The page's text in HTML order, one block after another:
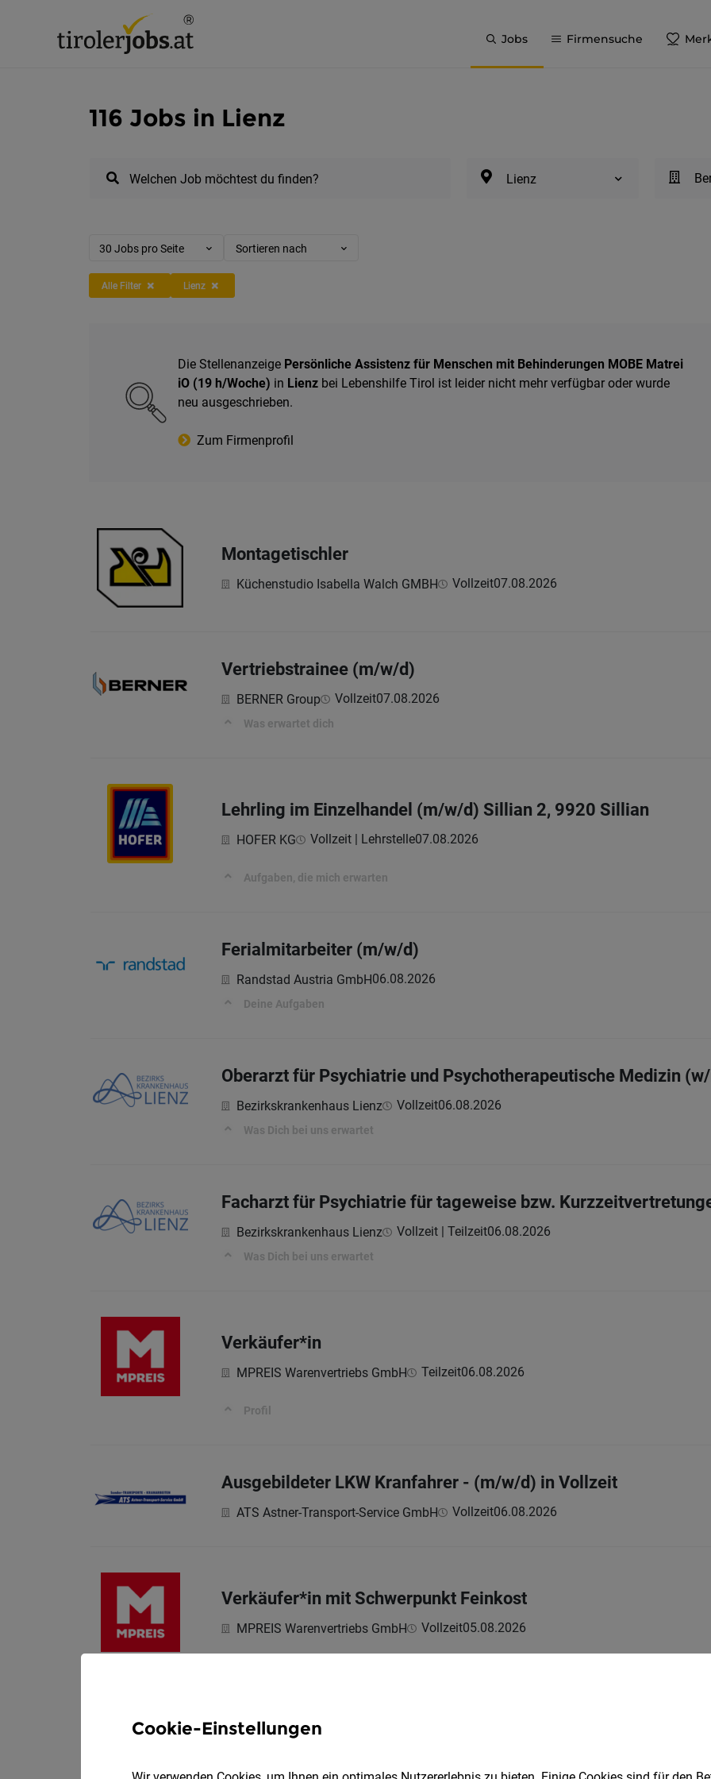
Jobs Firmensuche
116 Jobs in Lienz
Welchen Job möchtest du finden? Lienz
30 Jobs pro Seite Sortieren nach
Alle Filter Lienz
Die Stellenanzeige Persönliche Assistenz für Menschen mit Behinderungen MOBE Matrei
iO (19 h/Woche) in Lienz bei Lebenshilfe Tirol ist leider nicht mehr verfügbar oder wurde
neu ausgeschrieben.
Zum Firmenprofil
Montagetischler
Küchenstudio Isabella Walch GMBH Vollzeit07.08.2026
Vertriebstrainee (m/w/d)
BERNER Group Vollzeit07.08.2026
Was erwartet dich
Lehrling im Einzelhandel (m/w/d) Sillian 2, 9920 Sillian
HOFER KG Vollzeit | Lehrstelle07.08.2026
Aufgaben, die mich erwarten
Ferialmitarbeiter (m/w/d)
Randstad Austria GmbH06.08.2026
Deine Aufgaben
Oberarzt für Psychiatrie und Psycho­therapeutische Medizin
Bezirkskrankenhaus Lienz Vollzeit06.08.2026
Was Dich bei uns erwartet
Facharzt für Psychiatrie für tageweise bzw.
Bezirkskrankenhaus Lienz Vollzeit | Teilzeit06.08.2026
Was Dich bei uns erwartet
Verkäufer*in
MPREIS Warenvertriebs GmbH Teilzeit06.08.2026
Profil
Ausgebildeter LKW Kranfahrer - (m/w/d) in Vollzeit
ATS Astner-Transport-Service GmbH Vollzeit06.08.2026
Verkäufer*in mit Schwerpunkt Feinkost
MPREIS Warenvertriebs GmbH Vollzeit05.08.2026
Cookie-Einstellungen